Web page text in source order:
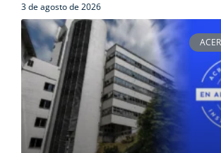
3 de agosto de 2026